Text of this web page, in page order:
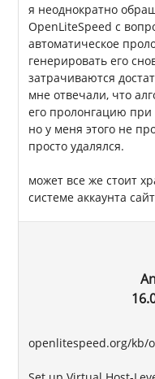
я неоднократно
OpenLiteSpeed с
автоматическое
генерировать его
затрачиваются
мне отвечали, что
его пролонгацию
но у меня этого не
просто удалялся.
может все же стоит
системе аккаунта
openlitespeed.org/kb/